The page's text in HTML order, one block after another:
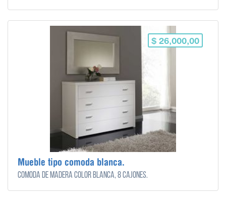
$ 26,000,00
Mueble tipo comoda blanca.
Cómoda de madera color blanca, 8 cajones.